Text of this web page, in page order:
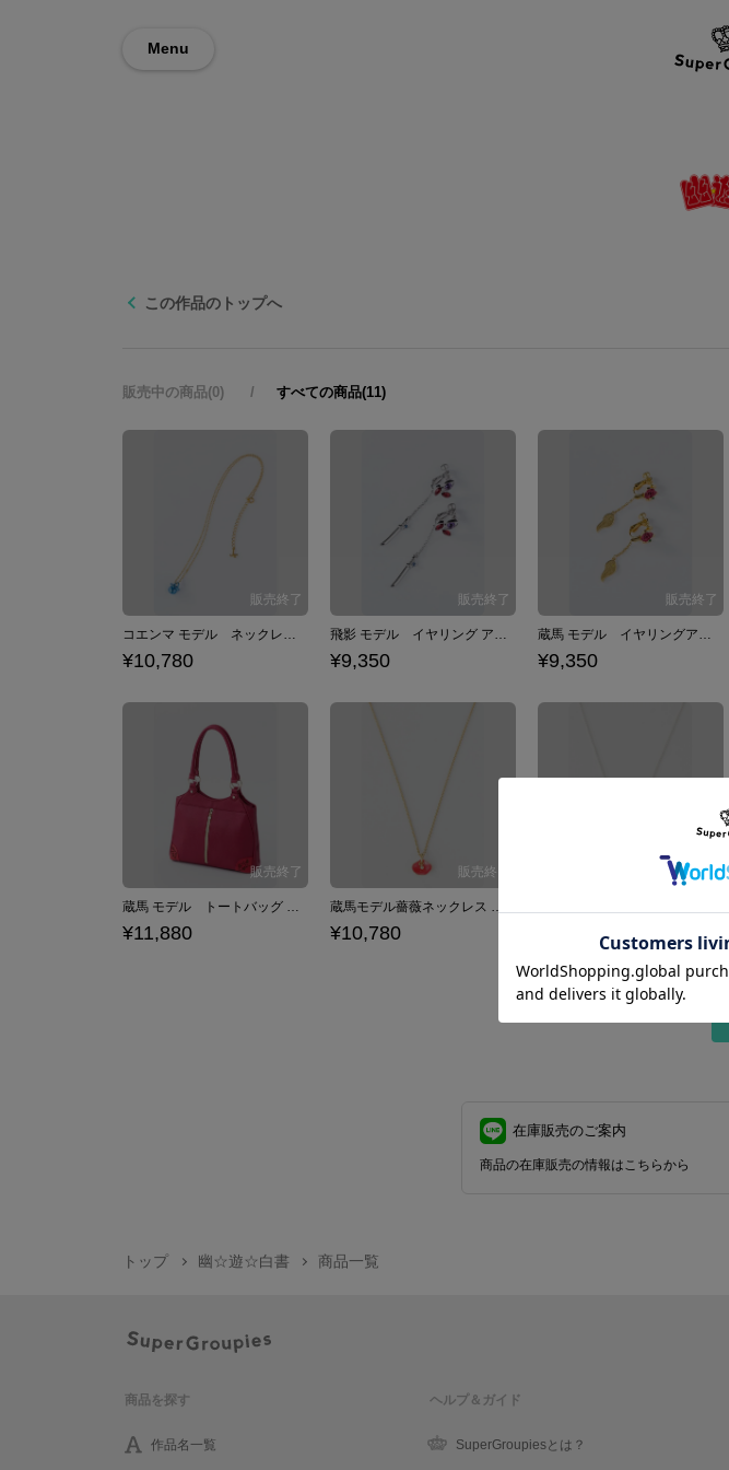
Menu
この作品のトップへ
販売中の商品(0) すべての商品(11)
コエンマ モデル ネックレス アクセサリー 幽☆遊☆白書
¥10,780
飛影 モデル イヤリング アクセサリー 幽☆遊☆白書
¥9,350
蔵馬 モデル イヤリングアクセサリー 幽☆遊☆白書
¥9,350
蔵馬 モデル トートバッグ バッグ 幽☆遊☆白書
¥11,880
蔵馬モデル薔薇ネックレス ネックレス 幽☆遊☆白書
¥10,780 ¥10,780
在庫販売のご案内
商品の在庫販売の情報はこちらから
トップ 幽☆遊☆白書 商品一覧
商品を探す
作品名一覧
ヘルプ＆ガイド
SuperGroupiesとは？